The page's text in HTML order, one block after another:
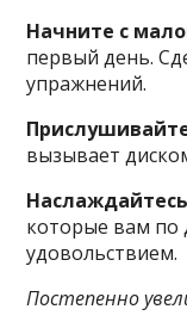
Начните с
первый день.
упражнений.
вызывает
которые вам по
удовольствием.
Постепенно